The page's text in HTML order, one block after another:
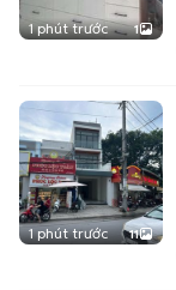
1 phút trước 1
1 phút trước 11